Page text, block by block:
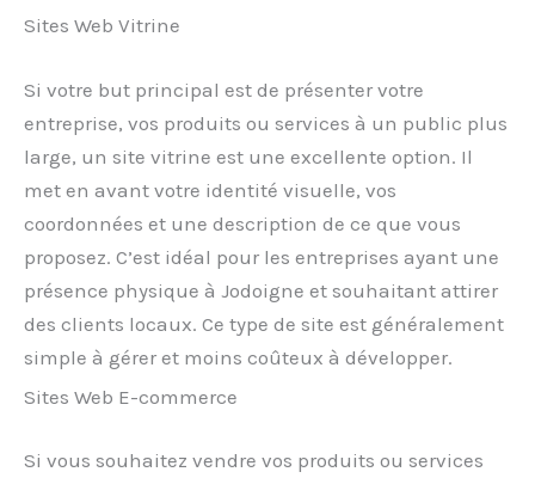
Sites Web Vitrine
Si votre but principal est de présenter votre
entreprise, vos produits ou services à un public plus
large, un site vitrine est une excellente option. Il
met en avant votre identité visuelle, vos
coordonnées et une description de ce que vous
proposez. C’est idéal pour les entreprises ayant une
présence physique à Jodoigne et souhaitant attirer
des clients locaux. Ce type de site est généralement
simple à gérer et moins coûteux à développer.
Sites Web E-commerce
Si vous souhaitez vendre vos produits ou services